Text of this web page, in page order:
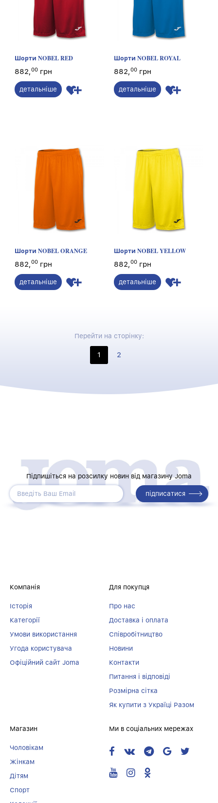
Шорти NOBEL RED
882,00 грн
детальніше
Шорти NOBEL ROYAL
882,00 грн
детальніше
Шорти NOBEL ORANGE
882,00 грн
детальніше
Шорти NOBEL YELLOW
882,00 грн
детальніше
Перейти на сторінку:
1 2
Підпишіться на розсилку новин від магазину Joma
Компанія
Історія
Категорії
Умови використання
Угода користувача
Офіційний сайт Joma
Для покупця
Про нас
Доставка і оплата
Співробітництво
Новини
Контакти
Питання і відповіді
Розмірна сітка
Як купити з Україці Разом
Магазин
Чоловікам
Жінкам
Дітям
Спорт
Ми в соціальних мережах